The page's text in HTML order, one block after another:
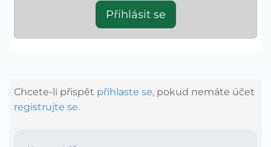
Přihlásit se
Chcete-li přispět přihlaste se, pokud nemáte účet
registrujte se.